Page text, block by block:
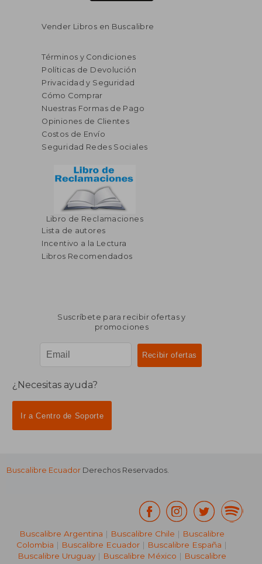
Vender Libros en Buscalibre
Términos y Condiciones
Políticas de Devolución
Privacidad y Seguridad
Cómo Comprar
Nuestras Formas de Pago
Opiniones de Clientes
Costos de Envío
Seguridad Redes Sociales
Libro de Reclamaciones
Lista de autores
Incentivo a la Lectura
Libros Recomendados
Suscríbete para recibir ofertas y
promociones
¿Necesitas ayuda?
Ir a Centro de Soporte
Buscalibre Ecuador Derechos Reservados.
Buscalibre Argentina | Buscalibre Chile | Buscalibre
Colombia | Buscalibre Ecuador | Buscalibre España |
Buscalibre Uruguay| Buscalibre México | Buscalibre